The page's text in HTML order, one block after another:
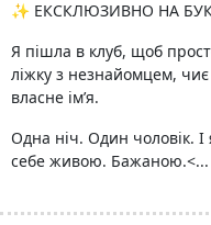
✨ ЕКСКЛЮЗИВНО НА
Я пішла в клуб, щоб
ліжку з незнайомцем, чиє
власне ім’я.
Одна ніч. Один чоловік. І
себе живою. Бажаною.<...